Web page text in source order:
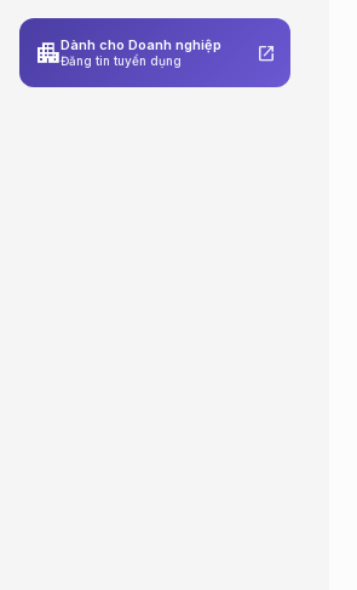
apartmentDành cho Doanh nghiệp
Đăng tin tuyển dụng open_in_new